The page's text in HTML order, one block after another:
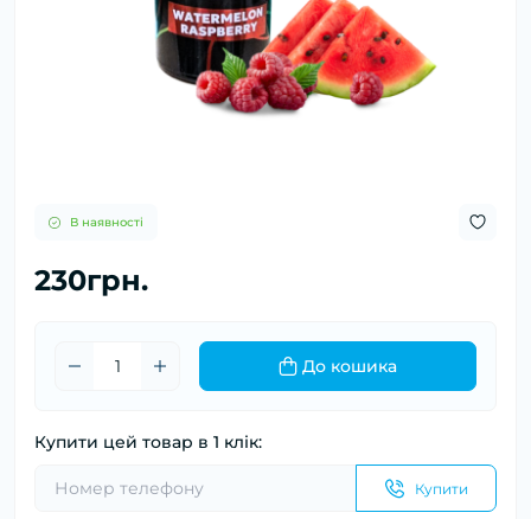
В наявності
230грн.
До кошика
Купити цей товар в 1 клік:
Купити